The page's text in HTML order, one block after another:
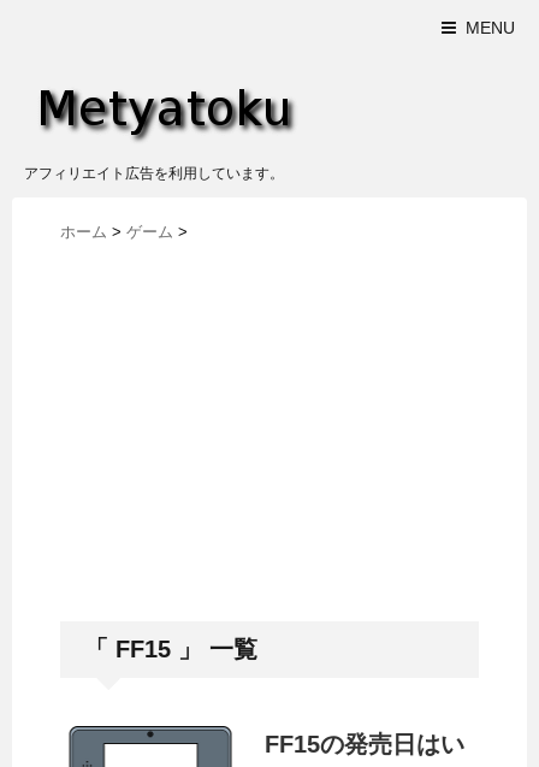
MENU
アフィリエイト広告を利用しています。
ホーム > ゲーム >
「 FF15 」 一覧
FF15の発売日はい